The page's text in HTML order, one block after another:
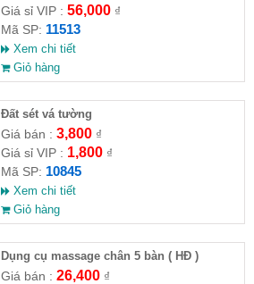
Giá sỉ VIP : 56,000₫
Mã SP: 11513
Xem chi tiết
Giỏ hàng
Đất sét vá tường
Giá bán : 3,800₫
Giá sỉ VIP : 1,800₫
Mã SP: 10845
Xem chi tiết
Giỏ hàng
Dụng cụ massage chân 5 bàn ( HĐ )
Giá bán : 26,400₫